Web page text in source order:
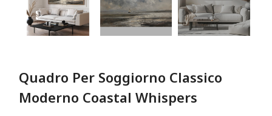
Quadro Per Soggiorno Classico
Moderno Coastal Whispers